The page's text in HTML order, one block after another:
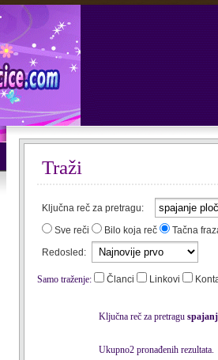
Traži
Ključna reč za pretragu:
Sve reči
Bilo koja reč
Tačna
Redosled:
Samo traženje: Članci Linkovi
Ključna reč za pretragu
Ukupno2 pronađenih rezultata.